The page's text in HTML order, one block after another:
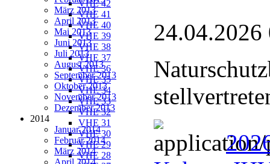
VHE 42
VHE 41
VHE 40
VHE 39
VHE 38
VHE 37
VHE 36
VHE 35
VHE 34
VHE 33
VHE 32
VHE 31
VHE 30
VHE 29
VHE 28
März 2013
April 2013
Mai 2013
Juni 2013
Juli 2013
August 2013
September 2013
Oktober 2013
November 2013
Dezember 2013
2014
Januar 2014
Februar 2014
März 2014
April 2014
24.04.2026